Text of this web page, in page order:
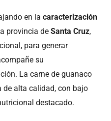
en la caracterización
provincia de Santa Cruz,
para generar
su
La carne de guanaco
de alta calidad, con bajo
destacado.